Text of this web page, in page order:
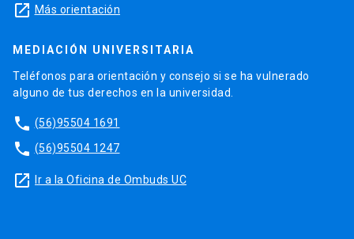
launch Más orientación
MEDIACIÓN UNIVERSITARIA
Teléfonos para orientación y consejo si se ha vulnerado
alguno de tus derechos en la universidad.
phone (56)95504 1691
phone (56)95504 1247
launch Ir a la Oficina de Ombuds UC